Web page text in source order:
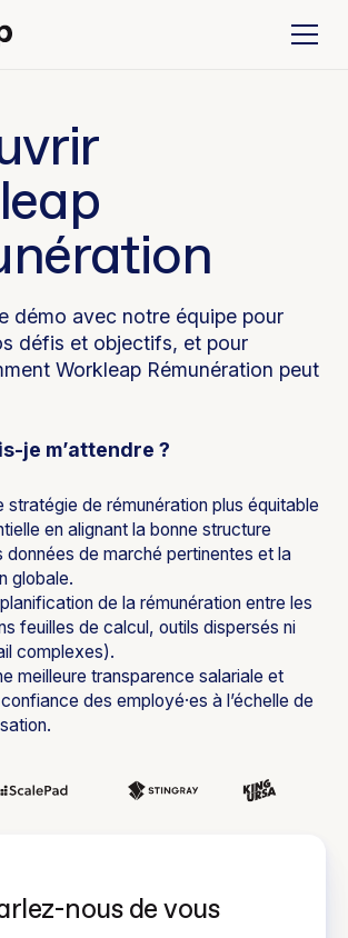
démo avec notre équipe pour
défis et objectifs, et pour
Workleap Rémunération peut
je m’attendre ?
stratégie de rémunération plus équitable
en alignant la bonne structure
données de marché pertinentes et la
globale.
de la rémunération entre les
feuilles de calcul, outils dispersés ni
complexes).
meilleure transparence salariale et
des employé·es à l’échelle de
nous de vous